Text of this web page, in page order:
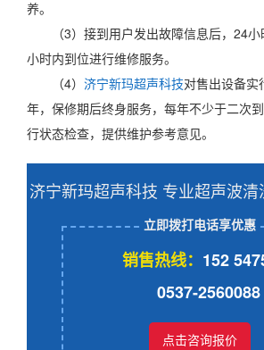
养。
（3）接到用户发出故障信息后，24
小时内到位进行维修服务。
（4） 济宁新玛超声科技对售出设备实
年，保修期后终身服务，每年不少于二次
行状态检查，提供维护参考意见。
济宁新玛超声科技 专业超声波
立即拨打电话享优惠
销售热线： 152
0537-2560088
点击咨询报价